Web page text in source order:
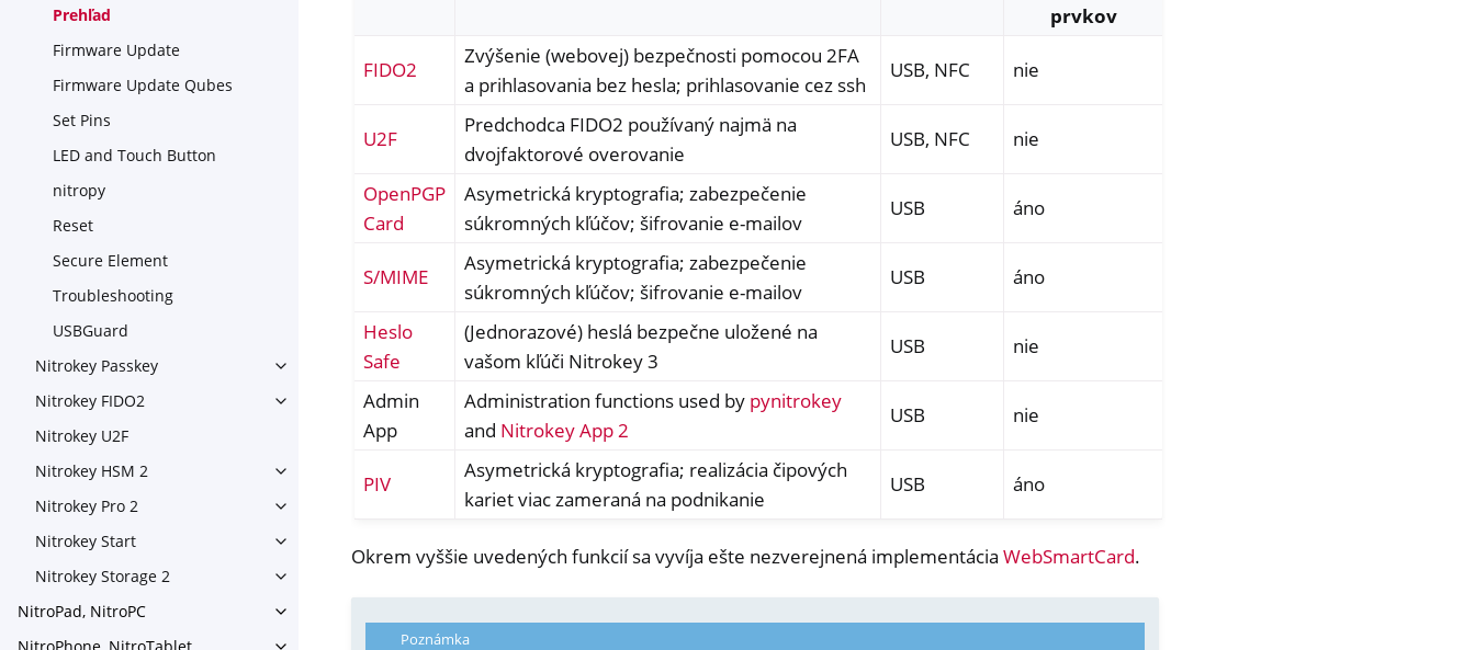
Prehľad
Firmware Update
Firmware Update Qubes
Set Pins
LED and Touch Button
nitropy
Reset
Secure Element
Troubleshooting
USBGuard
Nitrokey Passkey
Toggle navigation of Nitrokey Passkey
Nitrokey FIDO2
Toggle navigation of Nitrokey FIDO2
Nitrokey U2F
Nitrokey HSM 2
Toggle navigation of Nitrokey HSM 2
Nitrokey Pro 2
Toggle navigation of Nitrokey Pro 2
Nitrokey Start
Toggle navigation of Nitrokey Start
Nitrokey Storage 2
Toggle navigation of Nitrokey Storage 2
NitroPad, NitroPC
Toggle navigation of NitroPad, NitroPC
prvkov
FIDO2
Zvýšenie (webovej) bezpečnosti pomocou 2FA
a prihlasovania bez hesla; prihlasovanie cez ssh
USB, NFC nie
U2F
Predchodca FIDO2 používaný najmä na
dvojfaktorové overovanie
USB, NFC nie
OpenPGP
Card
Asymetrická kryptografia; zabezpečenie
súkromných kľúčov; šifrovanie e-mailov
USB áno
S/MIME
Asymetrická kryptografia; zabezpečenie
súkromných kľúčov; šifrovanie e-mailov
USB áno
Heslo
Safe
(Jednorazové) heslá bezpečne uložené na
vašom kľúči Nitrokey 3
USB nie
Admin
App
Administration functions used by pynitrokey
and Nitrokey App 2
USB nie
PIV
Asymetrická kryptografia; realizácia čipových
kariet viac zameraná na podnikanie
USB áno
Okrem vyššie uvedených funkcií sa vyvíja ešte nezverejnená implementácia WebSmartCard.
Poznámka